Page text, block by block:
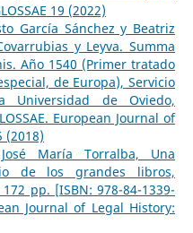
19 (2022)
García Sánchez y Beatriz
y Leyva. Summa
Año 1540 (Primer tratado
de Europa), Servicio
Universidad de Oviedo,
European Journal of
(2018)
José María Torralba, Una
de los grandes libros,
pp. [ISBN: 978-84-1339-
Journal of Legal History: